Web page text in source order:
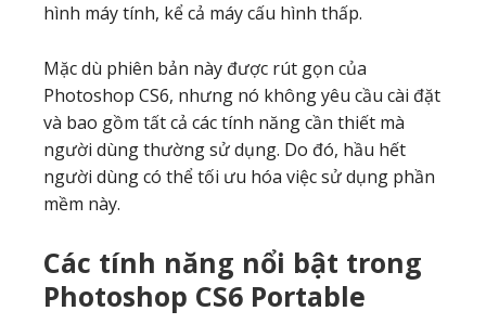
hình máy tính, kể cả máy cấu hình thấp.
Mặc dù phiên bản này được rút gọn của
Photoshop CS6, nhưng nó không yêu cầu cài đặt
và bao gồm tất cả các tính năng cần thiết mà
người dùng thường sử dụng. Do đó, hầu hết
người dùng có thể tối ưu hóa việc sử dụng phần
mềm này.
Các tính năng nổi bật trong
Photoshop CS6 Portable